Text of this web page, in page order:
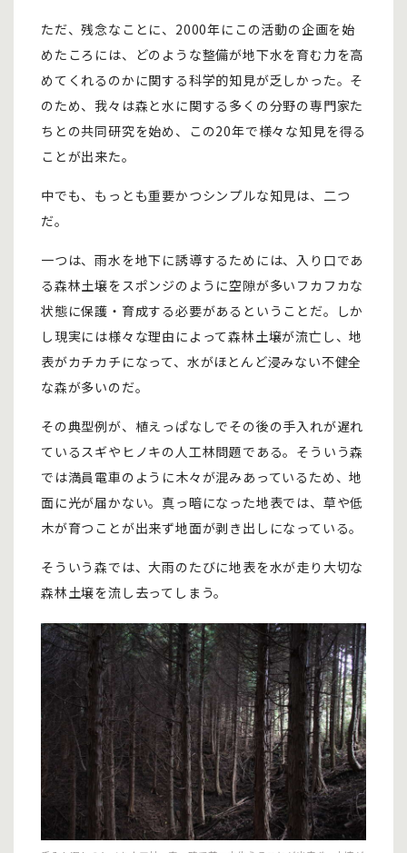
ただ、残念なことに、2000年にこの活動の企画を始
めたころには、どのような整備が地下水を育む力を高
めてくれるのかに関する科学的知見が乏しかった。そ
のため、我々は森と水に関する多くの分野の専門家た
ちとの共同研究を始め、この20年で様々な知見を得る
ことが出来た。
中でも、もっとも重要かつシンプルな知見は、二つ
だ。
一つは、雨水を地下に誘導するためには、入り口であ
る森林土壌をスポンジのように空隙が多いフカフカな
状態に保護・育成する必要があるということだ。しか
し現実には様々な理由によって森林土壌が流亡し、地
表がカチカチになって、水がほとんど浸みない不健全
な森が多いのだ。
その典型例が、植えっぱなしでその後の手入れが遅れ
ているスギやヒノキの人工林問題である。そういう森
では満員電車のように木々が混みあっているため、地
面に光が届かない。真っ暗になった地表では、草や低
木が育つことが出来ず地面が剥き出しになっている。
そういう森では、大雨のたびに地表を水が走り大切な
森林土壌を流し去ってしまう。